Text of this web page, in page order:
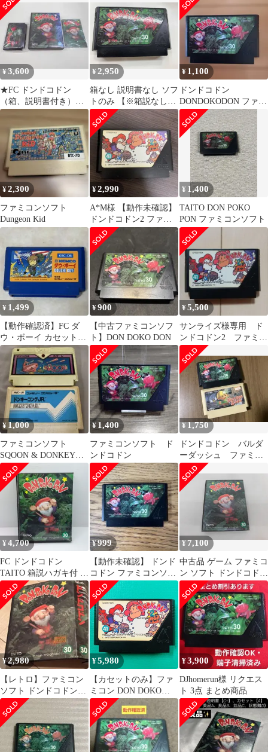
¥3,600
★FC ドンドコドン
（箱、説明書付き）
【起動検査済み】
¥2,950
箱なし 説明書なし ソフ
トのみ 【※箱説なし
※】ドンドコドン
¥ 1,100
ドンドコドン
DONDOKODON ファミ
コンソフト
¥2,300
ファミコンソフト
Dungeon Kid
¥2,990
A*M様 【動作未確認】
ドンドコドン2 ファミ
コンソフト
¥ 1,400
TAITO DON POKO
PON ファミコンソフト
¥ 1,499
【動作確認済】FC ダ
ウ・ボーイ カセット
KEMCO ケムコ ファミ
コン
¥900
【中古ファミコンソフ
ト】DON DOKO DON
¥5,500
サンライズ様専用 ド
ンドコドン2 ファミコ
ン
¥ 1,000
ファミコンソフト
SQOON & DONKEY
KONG JR.
¥ 1,400
ファミコンソフト ド
ンドコドン
¥1,750
ドンドコドン バルダ
ーダッシュ ファミコ
ン メンテナンス済み
¥4,700
FC ドンドコドン
TAITO 箱説ハガキ付 動
作確認済 中古
¥999
【動作未確認】 ドンド
コドン ファミコンソフ
ト
¥7,100
中古品 ゲーム ファミコ
ン ソフト ドンドコドン
箱説付き
¥2,980
【レトロ】ファミコン
ソフト ドンドコドン
DON DOKO DON タイ
トー
¥5,980
【カセットのみ】ファ
ミコン DON DOKO
DON2 ドンドコドン2
¥3,900
DJhomerun様 リクエス
ト 3点 まとめ商品